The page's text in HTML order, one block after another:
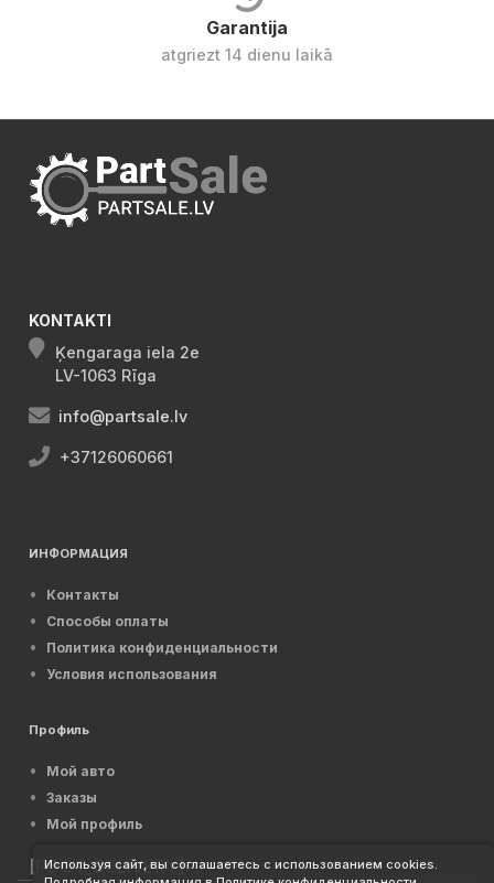
Garantija
atgriezt 14 dienu laikā
KONTAKTI
Ķengaraga iela 2e
LV-1063 Rīga
info@partsale.lv
+37126060661
ИНФОРМАЦИЯ
Контакты
Способы оплаты
Политика конфиденциальности
Условия использования
Профиль
Мой авто
Заказы
Мой профиль
[FOOT_DELIVERY]
Используя сайт, вы соглашаетесь с использованием cookies.